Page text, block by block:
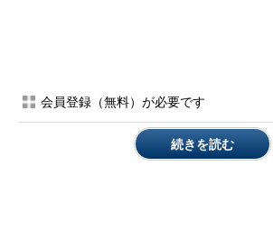
会員登録（無料）が必要です
続きを読む